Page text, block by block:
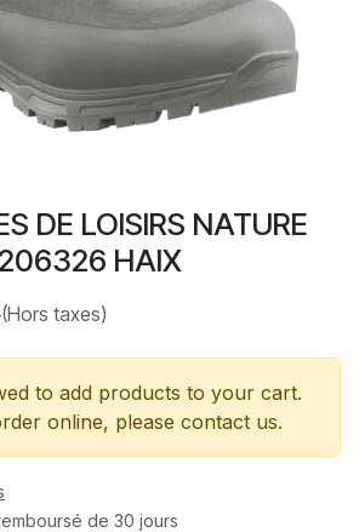
DE LOISIRS NATURE
HAIX
(Hors taxes)
to add products to your cart.
online, please contact us.
de 30 jours